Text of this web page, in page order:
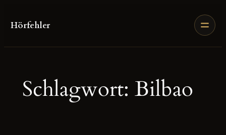
Inhalt
Hörfehler
Schlagwort: Bilbao